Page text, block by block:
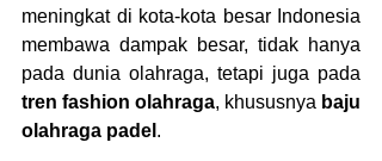
meningkat di kota-kota besar Indonesia
membawa dampak besar, tidak hanya
tren fashion olahraga, khususnya baju
olahraga padel .